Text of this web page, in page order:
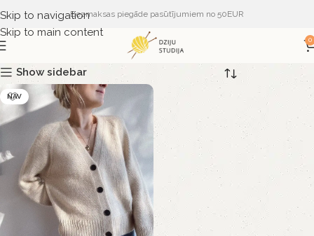
Skip to navigation
Skip to main content
Bezmaksas piegāde pasūtījumiem no 50EUR
0
Show sidebar
NAV